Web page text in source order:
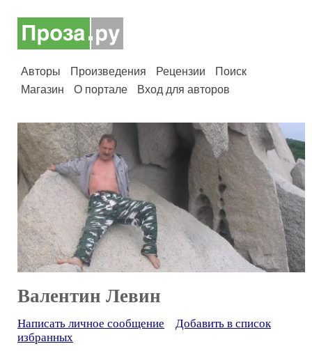
Авторы Произведения Рецензии
Поиск
Магазин
О портале Вход для авторов
Валентин Левин
Написать личное сообщение
Добавить в список
избранных